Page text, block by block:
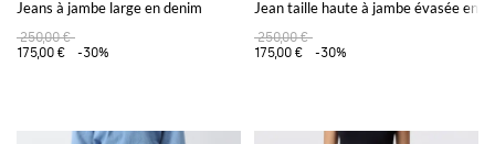
Jeans à jambe large en denim
250,00 €
175,00 €
-30%
Jean taille haute à jambe évasée en
250,00 €
175,00 €
-30%